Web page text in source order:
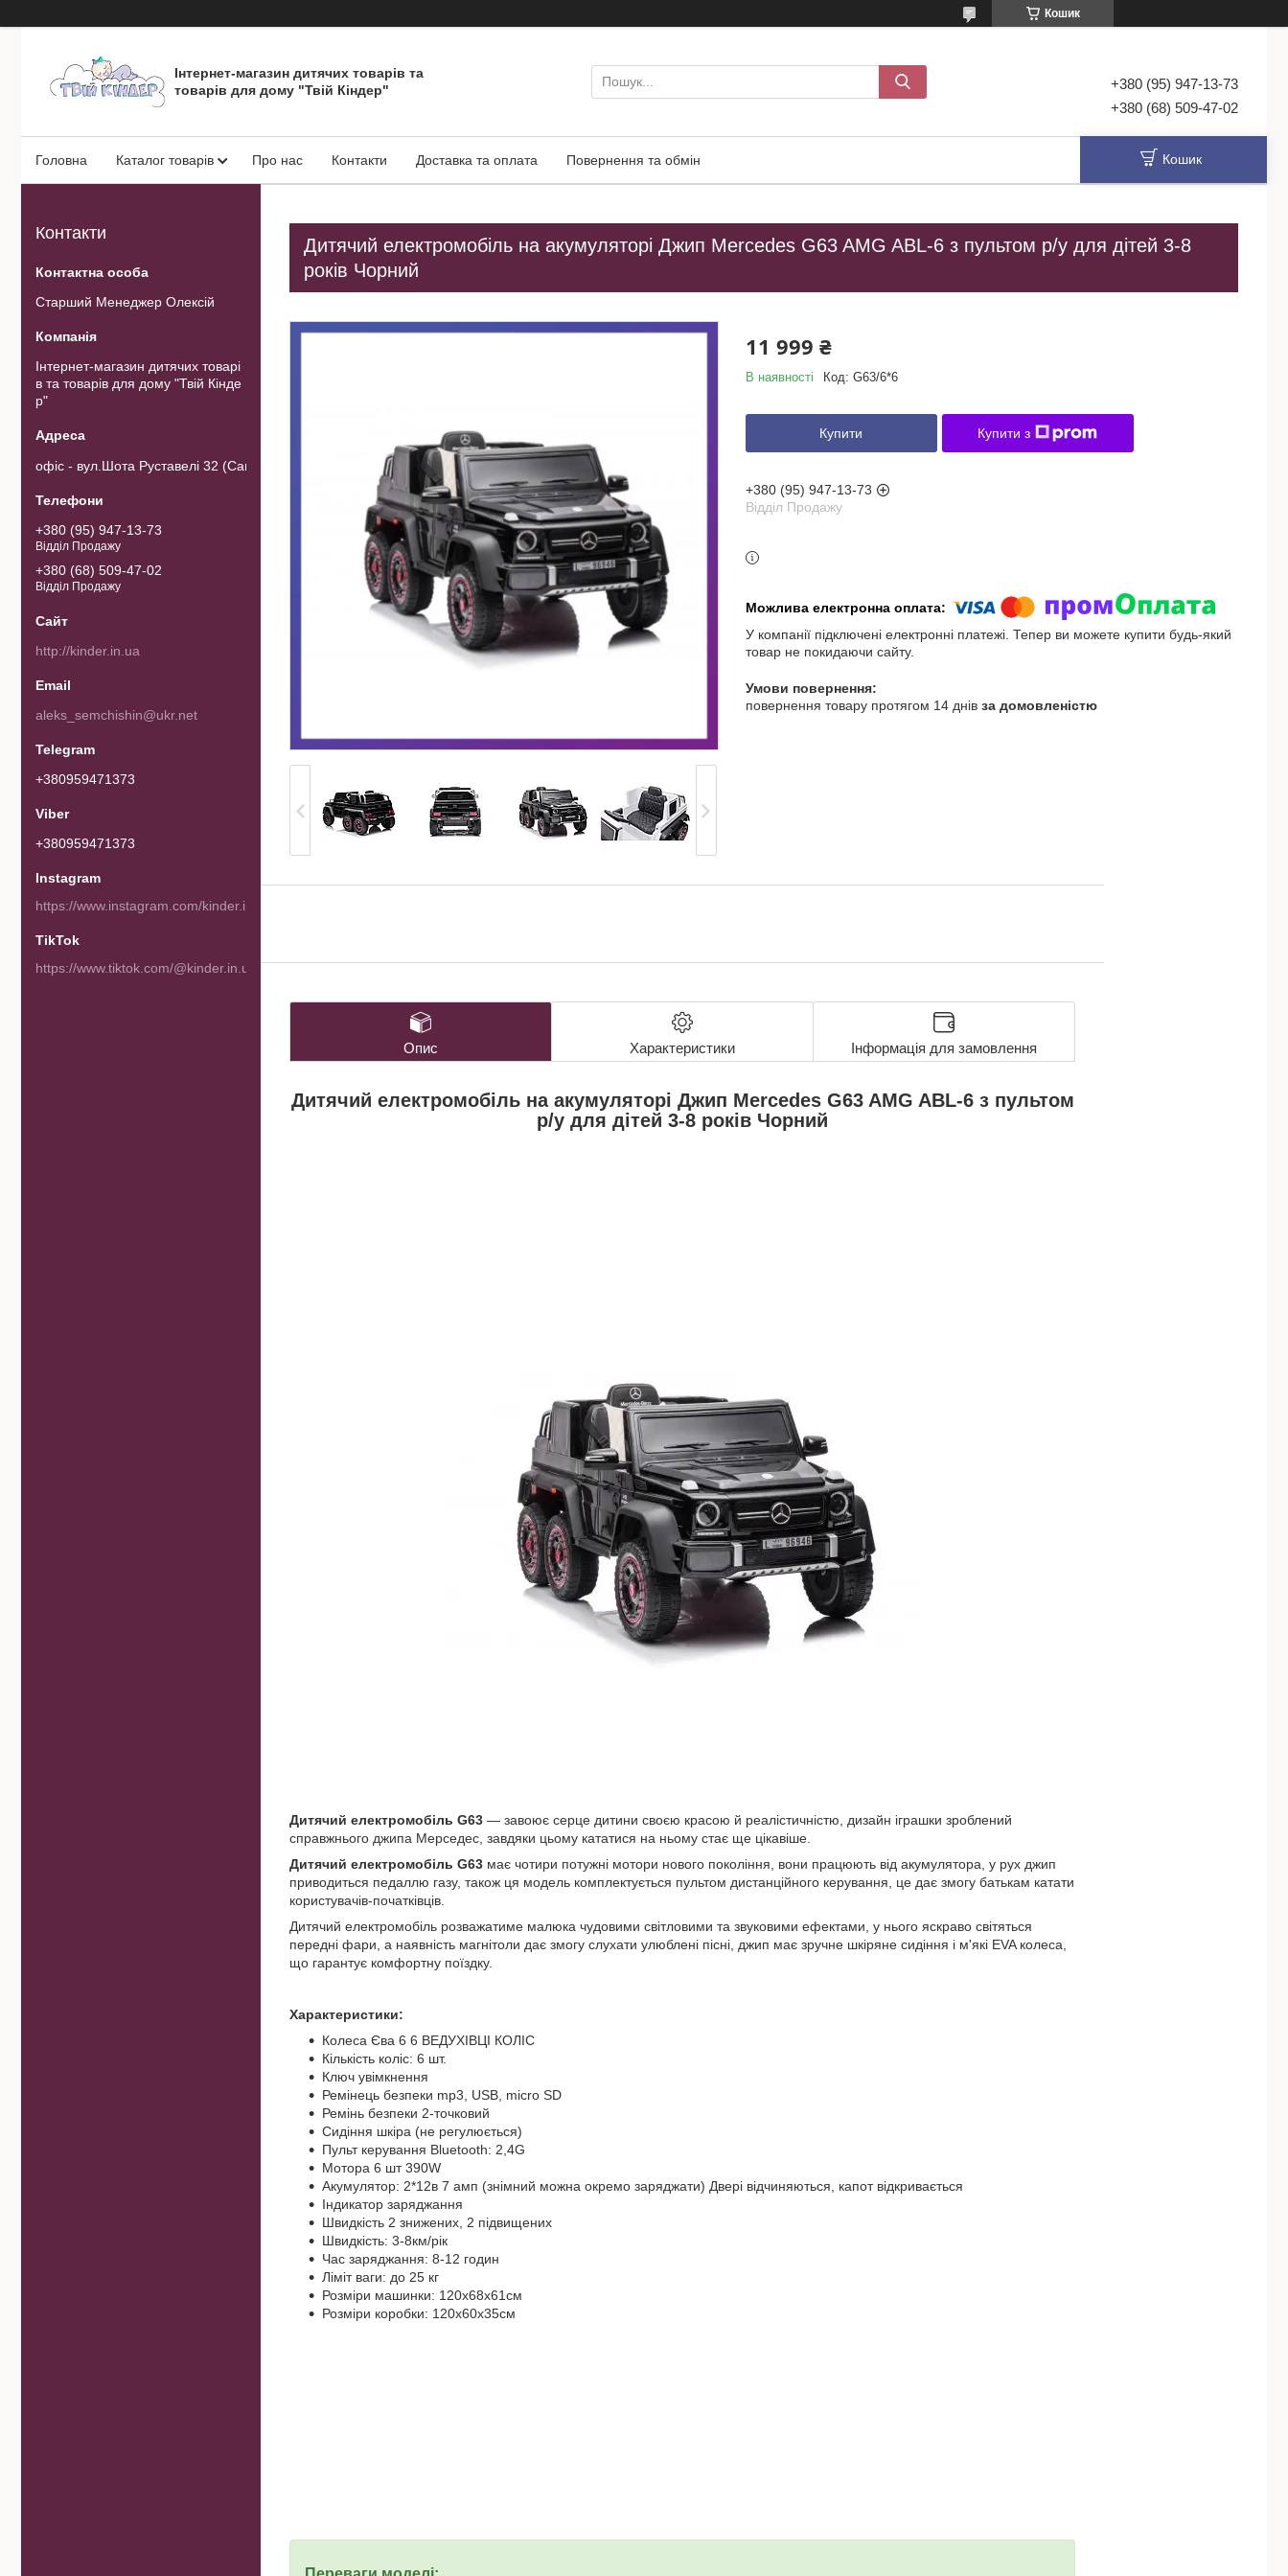
Кошик
Інтернет-магазин дитячих товарів та
товарів для дому "Твій Кіндер"
+380 (95) 947-13-73
+380 (68) 509-47-02
Головна Каталог товарів Про нас Контакти Доставка та оплата Повернення та обмін Кошик
Дитячий електромобіль на акумуляторі Джип Mercedes G63 AMG ABL-6 з пультом р/у для дітей 3-8
років Чорний
11 999 ₴
В наявності Код: G63/6*6
Купити Купити з
+380 (95) 947-13-73
Відділ Продажу
У компанії підключені електронні платежі. Тепер ви можете купити будь-який
товар не покидаючи сайту.
повернення товару протягом 14 днів за домовленістю
Опис Характеристики Інформація для замовлення
Дитячий електромобіль на акумуляторі Джип Mercedes G63 AMG ABL-6 з пультом
р/у для дітей 3-8 років Чорний
Дитячий електромобіль G63 — завоює серце дитини своєю красою й реалістичністю, дизайн іграшки зроблений
справжнього джипа Мерседес, завдяки цьому кататися на ньому стає ще цікавіше.
Дитячий електромобіль G63 має чотири потужні мотори нового покоління, вони працюють від акумулятора, у рух джип
приводиться педаллю газу, також ця модель комплектується пультом дистанційного керування, це дає змогу батькам катати
користувачів-початківців.
Дитячий електромобіль розважатиме малюка чудовими світловими та звуковими ефектами, у нього яскраво світяться
передні фари, а наявність магнітоли дає змогу слухати улюблені пісні, джип має зручне шкіряне сидіння і м'які EVA колеса,
що гарантує комфортну поїздку.
Характеристики:
Колеса Єва 6 6 ВЕДУХІВЦІ КОЛІС
Кількість коліс: 6 шт.
Ключ увімкнення
Ремінець безпеки mp3, USB, micro SD
Ремінь безпеки 2-точковий
Сидіння шкіра (не регулюється)
Пульт керування Bluetooth: 2,4G
Мотора 6 шт 390W
Акумулятор: 2*12в 7 амп (знімний можна окремо заряджати) Двері відчиняються, капот відкривається
Індикатор заряджання
Швидкість 2 знижених, 2 підвищених
Швидкість: 3-8км/рік
Час заряджання: 8-12 годин
Ліміт ваги: до 25 кг
Розміри машинки: 120х68х61см
Розміри коробки: 120х60х35см
Контакти
Старший Менеджер Олексій
Інтернет-магазин дитячих товарі
в та товарів для дому "Твій Кінде
р"
офіс - вул.Шота Руставелі 32 (Самовивозу товару немає). 01033 індекс, Київ, Україна
+380 (95) 947-13-73
Відділ Продажу
+380 (68) 509-47-02
Відділ Продажу
http://kinder.in.ua
aleks_semchishin@ukr.net
+380959471373
+380959471373
Instagram
https://www.instagram.com/kinder.in.ua/
TikTok
https://www.tiktok.com/@kinder.in.ua